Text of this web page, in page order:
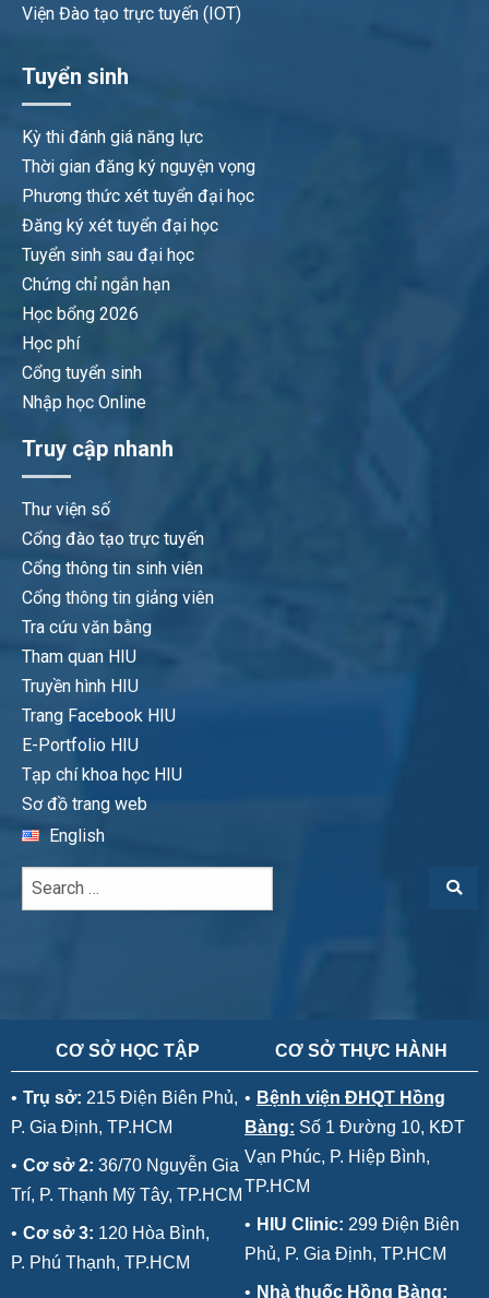
Viện Đào tạo trực tuyến (IOT)
Tuyển sinh
Kỳ thi đánh giá năng lực
Thời gian đăng ký nguyện vọng
Phương thức xét tuyển đại học
Đăng ký xét tuyển đại học
Tuyển sinh sau đại học
Chứng chỉ ngắn hạn
Học bổng 2026
Học phí
Cổng tuyển sinh
Nhập học Online
Truy cập nhanh
Thư viện số
Cổng đào tạo trực tuyến
Cổng thông tin sinh viên
Cổng thông tin giảng viên
Tra cứu văn bằng
Tham quan HIU
Truyền hình HIU
Trang Facebook HIU
E-Portfolio HIU
Tạp chí khoa học HIU
Sơ đồ trang web
English
CƠ SỞ HỌC TẬP
• Trụ sở: 215 Điện Biên Phủ,
P. Gia Định, TP.HCM
• Cơ sở 2: 36/70 Nguyễn Gia
Trí, P. Thạnh Mỹ Tây, TP.HCM
• Cơ sở 3: 120 Hòa Bình,
P. Phú Thạnh, TP.HCM
CƠ SỞ THỰC HÀNH
• Bệnh viện ĐHQT Hồng
Bàng: Số 1 Đường 10, KĐT
Vạn Phúc, P. Hiệp Bình,
TP.HCM
• HIU Clinic: 299 Điện Biên
Phủ, P. Gia Định, TP.HCM
• Nhà thuốc Hồng Bàng: